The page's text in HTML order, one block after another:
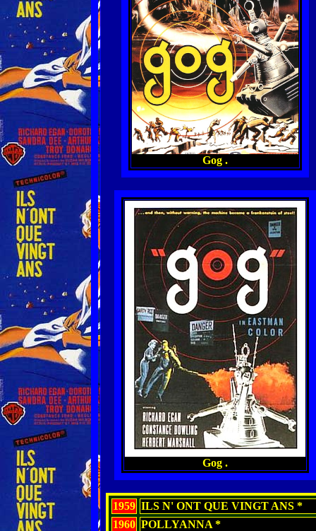
Gog .
Gog .
1959 ILS N' ONT QUE VINGT ANS *
1960 POLLYANNA *